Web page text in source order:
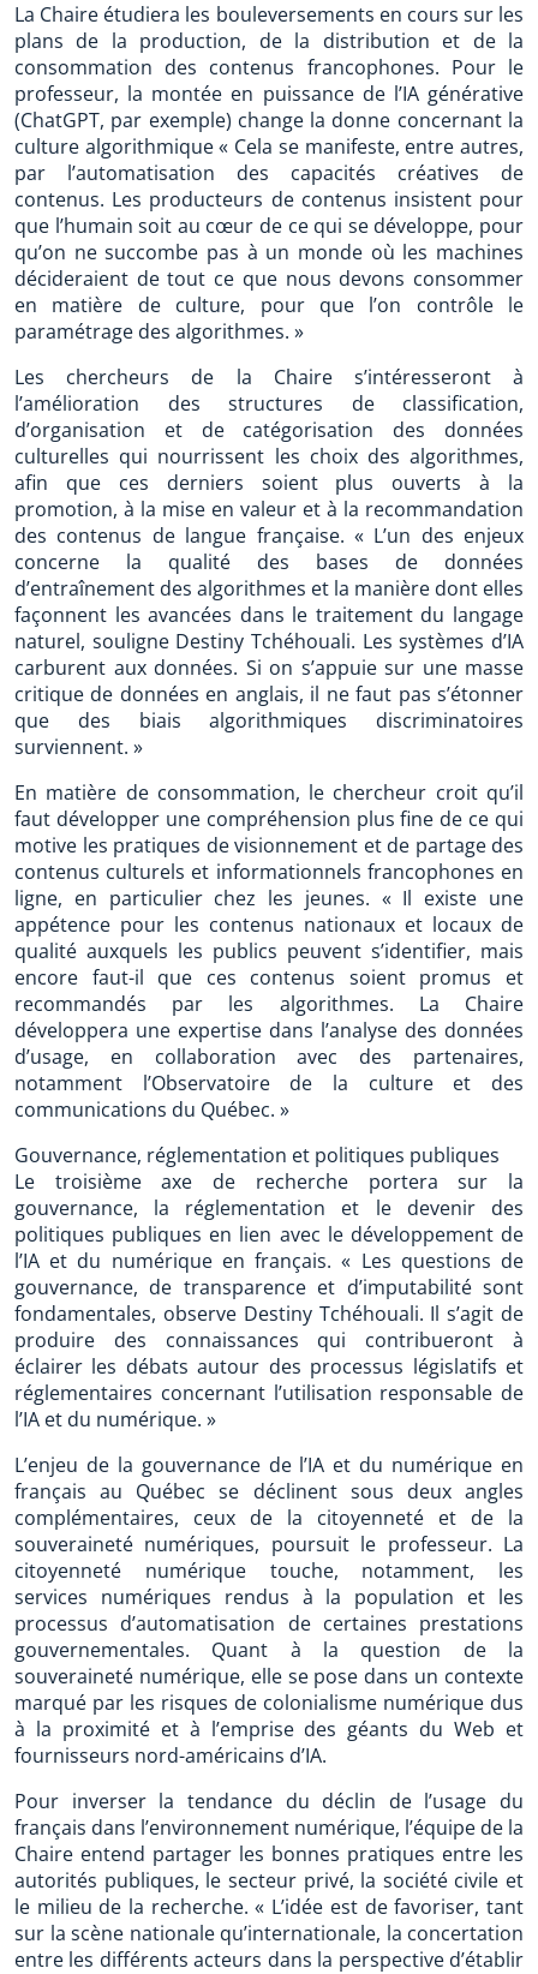
La Chaire étudiera les bouleversements en cours sur les
plans de la production, de la distribution et de la
consommation des contenus francophones. Pour le
professeur, la montée en puissance de l’IA générative
(ChatGPT, par exemple) change la donne concernant la
culture algorithmique « Cela se manifeste, entre autres,
par l’automatisation des capacités créatives de
contenus. Les producteurs de contenus insistent pour
que l’humain soit au cœur de ce qui se développe, pour
qu’on ne succombe pas à un monde où les machines
décideraient de tout ce que nous devons consommer
en matière de culture, pour que l’on contrôle le
paramétrage des algorithmes. »
Les chercheurs de la Chaire s’intéresseront à
l’amélioration des structures de classification,
d’organisation et de catégorisation des données
culturelles qui nourrissent les choix des algorithmes,
afin que ces derniers soient plus ouverts à la
promotion, à la mise en valeur et à la recommandation
des contenus de langue française. « L’un des enjeux
concerne la qualité des bases de données
d’entraînement des algorithmes et la manière dont elles
façonnent les avancées dans le traitement du langage
naturel, souligne Destiny Tchéhouali. Les systèmes d’IA
carburent aux données. Si on s’appuie sur une masse
critique de données en anglais, il ne faut pas s’étonner
que des biais algorithmiques discriminatoires
surviennent. »
En matière de consommation, le chercheur croit qu’il
faut développer une compréhension plus fine de ce qui
motive les pratiques de visionnement et de partage des
contenus culturels et informationnels francophones en
ligne, en particulier chez les jeunes. « Il existe une
appétence pour les contenus nationaux et locaux de
qualité auxquels les publics peuvent s’identifier, mais
encore faut-il que ces contenus soient promus et
recommandés par les algorithmes. La Chaire
développera une expertise dans l’analyse des données
d’usage, en collaboration avec des partenaires,
notamment l’Observatoire de la culture et des
communications du Québec. »
Gouvernance, réglementation et politiques publiques
Le troisième axe de recherche portera sur la
gouvernance, la réglementation et le devenir des
politiques publiques en lien avec le développement de
l’IA et du numérique en français. « Les questions de
gouvernance, de transparence et d’imputabilité sont
fondamentales, observe Destiny Tchéhouali. Il s’agit de
produire des connaissances qui contribueront à
éclairer les débats autour des processus législatifs et
réglementaires concernant l’utilisation responsable de
l’IA et du numérique. »
L’enjeu de la gouvernance de l’IA et du numérique en
français au Québec se déclinent sous deux angles
complémentaires, ceux de la citoyenneté et de la
souveraineté numériques, poursuit le professeur. La
citoyenneté numérique touche, notamment, les
services numériques rendus à la population et les
processus d’automatisation de certaines prestations
gouvernementales. Quant à la question de la
souveraineté numérique, elle se pose dans un contexte
marqué par les risques de colonialisme numérique dus
à la proximité et à l’emprise des géants du Web et
fournisseurs nord-américains d’IA.
Pour inverser la tendance du déclin de l’usage du
français dans l’environnement numérique, l’équipe de la
Chaire entend partager les bonnes pratiques entre les
autorités publiques, le secteur privé, la société civile et
le milieu de la recherche. « L’idée est de favoriser, tant
sur la scène nationale qu’internationale, la concertation
entre les différents acteurs dans la perspective d’établir